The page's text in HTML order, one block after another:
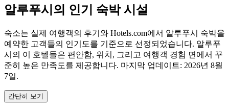
알루푸시의 인기 숙박 시설
숙소는 실제 여행객의 후기와 Hotels.com에서 알루푸시 숙박을
예약한 고객들의 인기도를 기준으로 선정되었습니다. 알루푸
시의 이 호텔들은 편안함, 위치, 그리고 여행객 경험 면에서 꾸
준히 높은 만족도를 제공합니다. 마지막 업데이트: 2026년 8월
7일.
간단히 보기